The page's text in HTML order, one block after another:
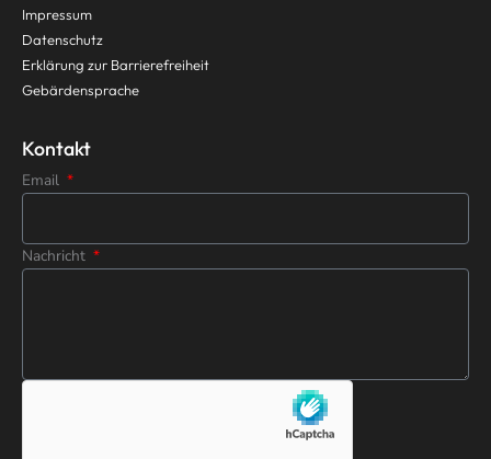
Impressum
Datenschutz
Erklärung zur Barrierefreiheit
Gebärdensprache
Kontakt
Email
Nachricht